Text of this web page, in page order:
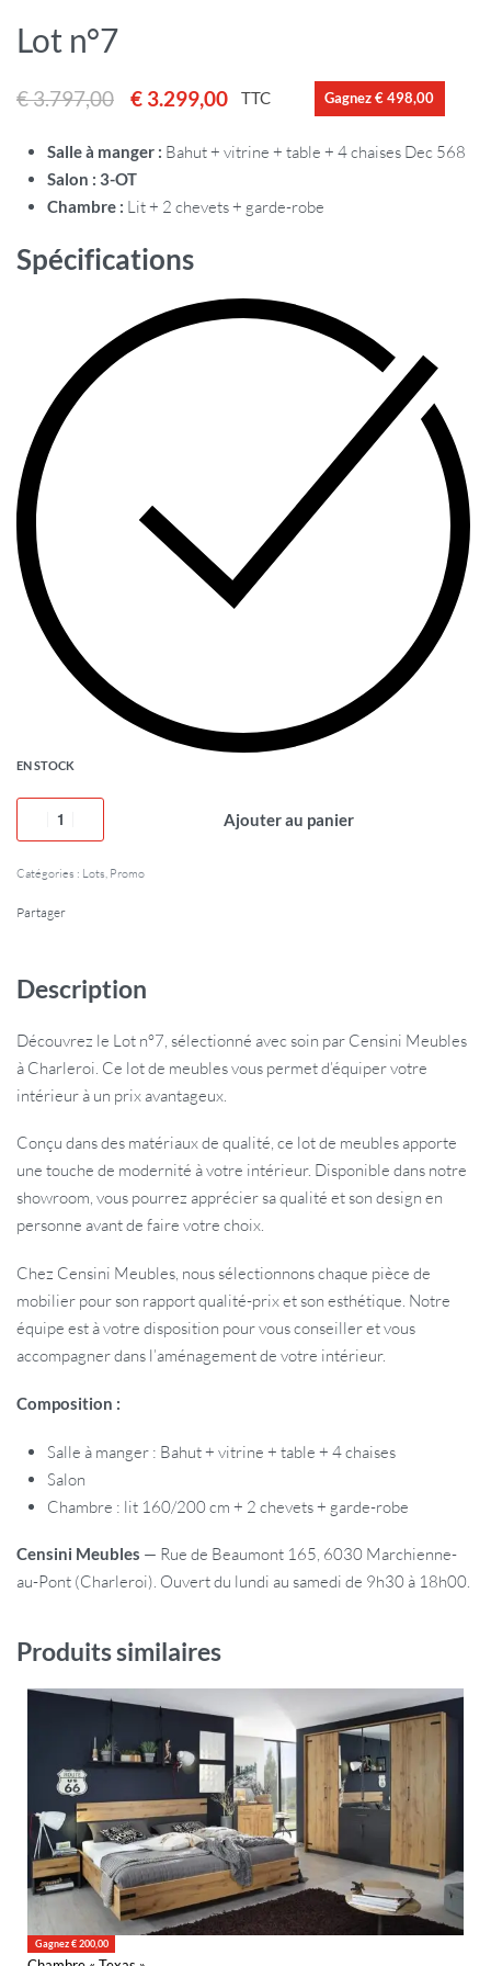
Lot n°7
€3.797,00 € 3.299,00 TTC Gagnez € 498,00
Salle à manger : Bahut + vitrine + table + 4 chaises Dec 568
Salon : 3-OT
Chambre : Lit + 2 chevets + garde-robe
Spécifications
EN STOCK
Ajouter au panier
Catégories : Lots, Promo
Partager
Description
Découvrez le Lot n°7, sélectionné avec soin par Censini Meubles
à Charleroi. Ce lot de meubles vous permet d’équiper votre
intérieur à un prix avantageux.
Conçu dans des matériaux de qualité, ce lot de meubles apporte
une touche de modernité à votre intérieur. Disponible dans notre
showroom, vous pourrez apprécier sa qualité et son design en
personne avant de faire votre choix.
Chez Censini Meubles, nous sélectionnons chaque pièce de
mobilier pour son rapport qualité-prix et son esthétique. Notre
équipe est à votre disposition pour vous conseiller et vous
accompagner dans l’aménagement de votre intérieur.
Composition :
Salle à manger : Bahut + vitrine + table + 4 chaises
Salon
Chambre : lit 160/200 cm + 2 chevets + garde-robe
Censini Meubles — Rue de Beaumont 165, 6030 Marchienne-
au-Pont (Charleroi). Ouvert du lundi au samedi de 9h30 à 18h00.
Produits similaires
Gagnez € 200,00